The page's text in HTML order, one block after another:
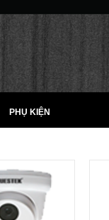
PHỤ KIỆN